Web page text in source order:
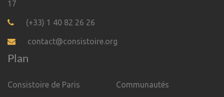
17
(+33) 1 40 82 26 26
contact@consistoire.org
Plan
Consistoire de Paris Communautés